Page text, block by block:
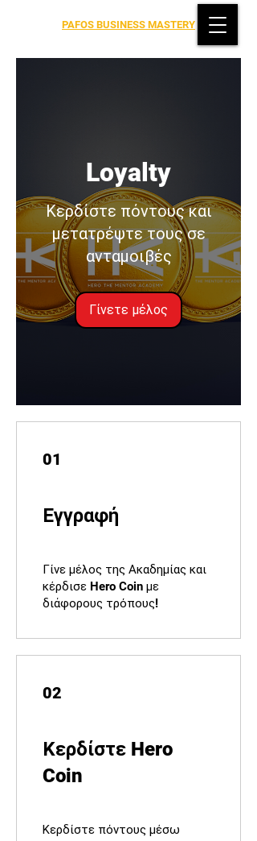
PAFOS BUSINESS MASTERY
Loyalty
Κερδίστε πόντους και
μετατρέψτε τους σε
ανταμοιβές
Γίνετε μέλος
01
Εγγραφή
Γίνε μέλος της Ακαδημίας και
κέρδισε Hero Coin με
διάφορους τρόπους!
02
Κερδίστε Hero
Coin
Κερδίστε πόντους μέσω